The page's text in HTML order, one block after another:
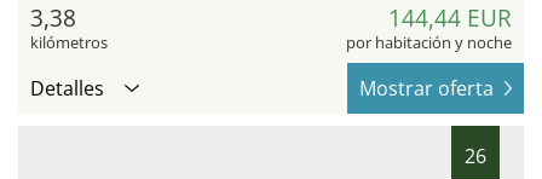
3,38
kilómetros
144,44 EUR
por habitación y noche
Detalles Mostrar oferta
26